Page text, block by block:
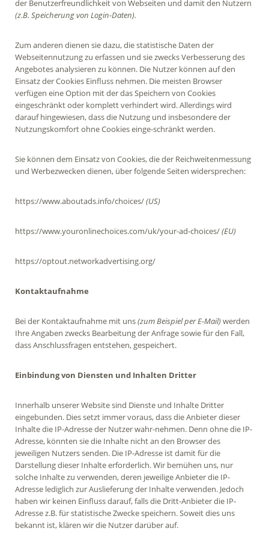
der Benutzerfreundlichkeit von Webseiten und damit den Nutzern
(z.B. Speicherung von Login-Daten).
Zum anderen dienen sie dazu, die statistische Daten der
Webseitennutzung zu erfassen und sie zwecks Verbesserung des
Angebotes analysieren zu können. Die Nutzer können auf den
Einsatz der Cookies Einfluss nehmen. Die meisten Browser
verfügen eine Option mit der das Speichern von Cookies
eingeschränkt oder komplett verhindert wird. Allerdings wird
darauf hingewiesen, dass die Nutzung und insbesondere der
Nutzungskomfort ohne Cookies einge-schränkt werden.
Sie können dem Einsatz von Cookies, die der Reichweitenmessung
und Werbezwecken dienen, über folgende Seiten widersprechen:
https://www.aboutads.info/choices/(US)
https://www.youronlinechoices.com/uk/your-ad-choices/(EU)
https://optout.networkadvertising.org/
Kontaktaufnahme
Bei der Kontaktaufnahme mit uns(zum Beispiel per E-Mail)werden
Ihre Angaben zwecks Bearbeitung der Anfrage sowie für den Fall,
dass Anschlussfragen entstehen, gespeichert.
Einbindung von Diensten und Inhalten Dritter
Innerhalb unserer Website sind Dienste und Inhalte Dritter
eingebunden. Dies setzt immer voraus, dass die Anbieter dieser
Inhalte die IP-Adresse der Nutzer wahr-nehmen. Denn ohne die IP-
Adresse, könnten sie die Inhalte nicht an den Browser des
jeweiligen Nutzers senden. Die IP-Adresse ist damit für die
Darstellung dieser Inhalte erforderlich. Wir bemühen uns, nur
solche Inhalte zu verwenden, deren jeweilige Anbieter die IP-
Adresse lediglich zur Auslieferung der Inhalte verwenden. Jedoch
haben wir keinen Einfluss darauf, falls die Dritt-Anbieter die IP-
Adresse z.B. für statistische Zwecke speichern. Soweit dies uns
bekannt ist, klären wir die Nutzer darüber auf.